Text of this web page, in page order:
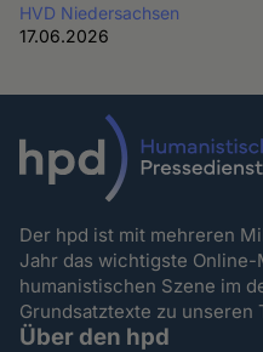
HVD Niedersachsen
17.06.2026
Der hpd ist mit mehreren
Jahr das wichtigste
humanistischen Szene im
Grundsatztexte zu unseren
Über den hpd